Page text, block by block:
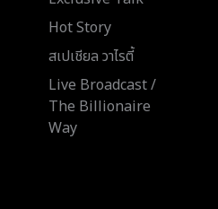
Hot Story
สเปเชียล วาไรตี้
Live Broadcast /
The Billionaire
Way